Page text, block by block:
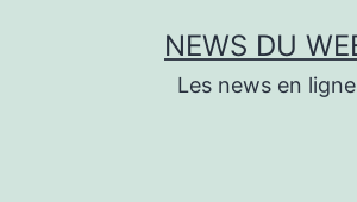
NEWS DU
Les news en ligne